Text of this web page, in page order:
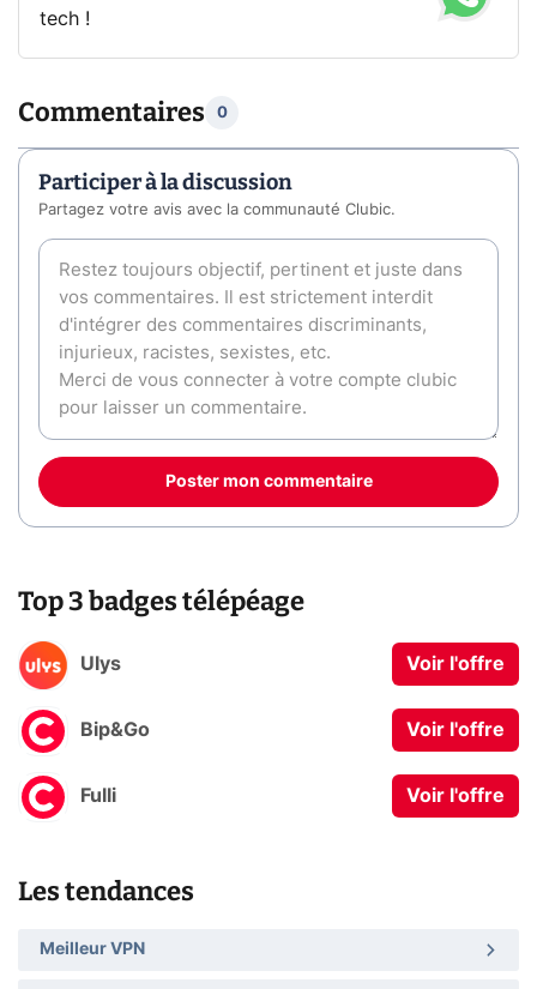
tech !
Commentaires 0
Participer à la discussion
Partagez votre avis avec la communauté Clubic.
Poster mon commentaire
Top 3 badges télépéage
Ulys Voir l'offre
Bip&Go Voir l'offre
Fulli Voir l'offre
Les tendances
Meilleur VPN